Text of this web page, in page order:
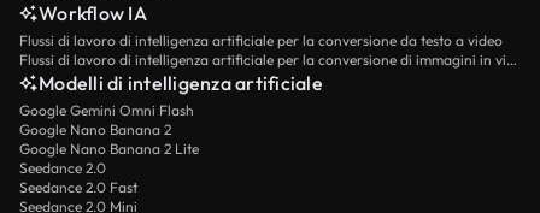
Workflow IA
Flussi di lavoro di intelligenza artificiale per la conversione da testo a video
Flussi di lavoro di intelligenza artificiale per la conversione di immagini in video
Modelli di intelligenza artificiale
Google Gemini Omni Flash
Google Nano Banana 2
Google Nano Banana 2 Lite
Seedance 2.0
Seedance 2.0 Fast
Seedance 2.0 Mini